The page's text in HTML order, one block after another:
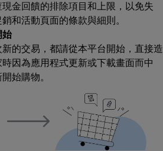
金回饋的排除項目和上限，以免失
和活動頁面的條款與細則。
始
的交易，都請從本平台開始，直接造
因為應用程式更新或下載畫面而中
始購物。